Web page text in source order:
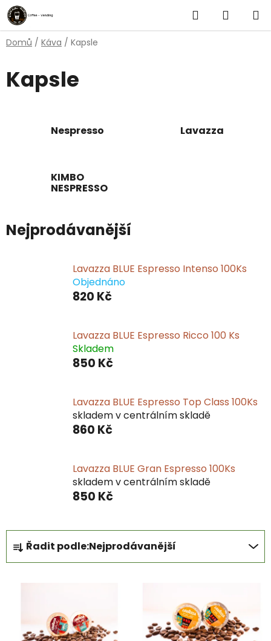
Přejít
na
obsah
Hledat
KOŠÍK
Domů / Káva / Kapsle
Kapsle
Nespresso Lavazza
KIMBO
NESPRESSO
Nejprodávanější
Lavazza BLUE Espresso Intenso 100Ks
Objednáno
820 Kč
Lavazza BLUE Espresso Ricco 100 Ks
Skladem
850 Kč
Lavazza BLUE Espresso Top Class 100Ks
skladem v centrálním skladě
860 Kč
Lavazza BLUE Gran Espresso 100Ks
skladem v centrálním skladě
850 Kč
Ř
a
z
Řadit podle:Nejprodávanější